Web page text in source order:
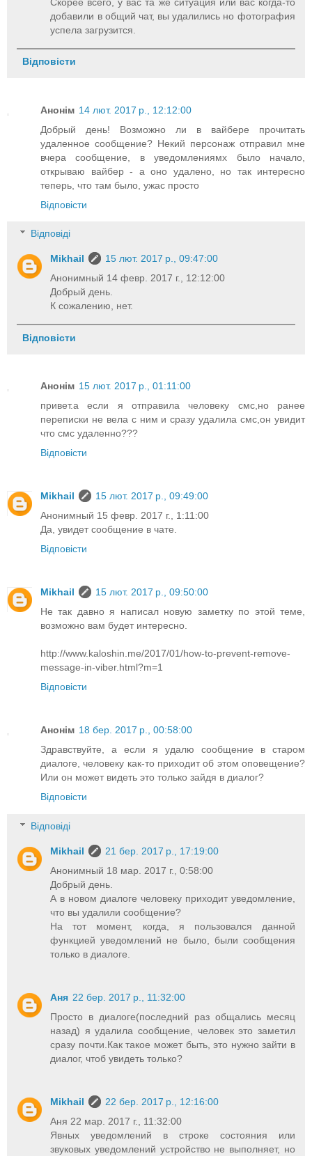
добавили в общий чат, вы удалились но фотография
успела загрузится.
Відповісти
Анонім 14 лют. 2017 р., 12:12:00
Добрый день! Возможно ли в вайбере прочитать
удаленное сообщение? Некий персонаж отправил мне
вчера сообщение, в уведомлениямх было начало,
открываю вайбер - а оно удалено, но так интересно
теперь, что там было, ужас просто
Відповісти
Відповіді
Mikhail
15 лют. 2017 р., 09:47:00
Анонимный 14 февр. 2017 г., 12:12:00
Добрый день.
К сожалению, нет.
Відповісти
Анонім 15 лют. 2017 р., 01:11:00
привет.а если я отправила человеку смс,но ранее
переписки не вела с ним и сразу удалила смс,он увидит
что смс удаленно???
Відповісти
Mikhail
15 лют. 2017 р., 09:49:00
Анонимный 15 февр. 2017 г., 1:11:00
Да, увидет сообщение в чате.
Відповісти
Mikhail
15 лют. 2017 р., 09:50:00
Не так давно я написал новую заметку по этой теме,
возможно вам будет интересно.
http://www.kaloshin.me/2017/01/how-to-prevent-remove-
message-in-viber.html?m=1
Відповісти
Анонім 18 бер. 2017 р., 00:58:00
Здравствуйте, а если я удалю сообщение в старом
диалоге, человеку как-то приходит об этом оповещение?
Или он может видеть это только зайдя в диалог?
Відповісти
Відповіді
Mikhail
21 бер. 2017 р., 17:19:00
Анонимный 18 мар. 2017 г., 0:58:00
Добрый день.
А в новом диалоге человеку приходит уведомление,
что вы удалили сообщение?
На тот момент, когда, я пользовался данной
функцией уведомлений не было, были сообщения
только в диалоге.
Аня 22 бер. 2017 р., 11:32:00
Просто в диалоге(последний раз общались месяц
назад) я удалила сообщение, человек это заметил
сразу почти.Как такое может быть, это нужно зайти в
диалог, чтоб увидеть только?
Mikhail
22 бер. 2017 р., 12:16:00
Аня 22 мар. 2017 г., 11:32:00
Явных уведомлений в строке состояния или
звуковых уведомлений устройство не выполняет, но